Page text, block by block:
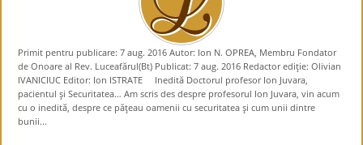
Primit pentru publicare: 7 aug. 2016 Autor: Ion N. OPREA, Membru Fondator
de Onoare al Rev. Luceafărul(Bt) Publicat: 7 aug. 2016 Redactor ediţie: Olivian
IVANICIUC Editor: Ion ISTRATE Inedită Doctorul profesor Ion Juvara,
pacientul şi Securitatea… Am scris des despre profesorul Ion Juvara, vin acum
cu o inedită, despre ce păţeau oamenii cu securitatea şi cum unii dintre
bunii...